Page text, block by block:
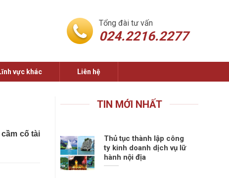
Tổng đài tư vấn
024.2216.2277
vực khác Liên hệ
cố tài
TIN MỚI NHẤT
Thủ tục thành lập công
ty kinh doanh dịch vụ lữ
hành nội địa